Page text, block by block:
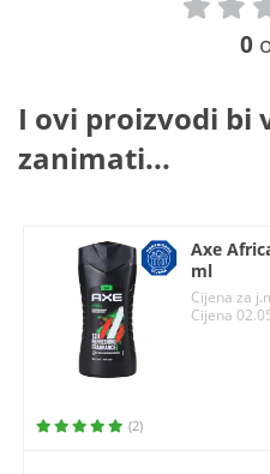
0
I ovi proizvodi bi
zanimati...
Axe
ml
Cijena za
Cijena
(2)